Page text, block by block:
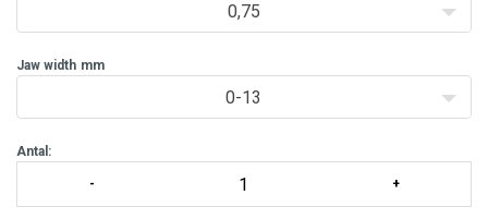
0,75
Jaw width mm
0-13
Antal: